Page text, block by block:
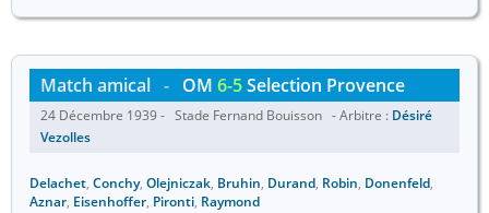
Match amical - OM 6-5Selection Provence
24 Décembre 1939 - Stade Fernand Bouisson - Arbitre : Désiré
Vezolles
Delachet, Conchy, Olejniczak, Bruhin, Durand, Robin, Donenfeld,
Aznar, Eisenhoffer, Pironti, Raymond